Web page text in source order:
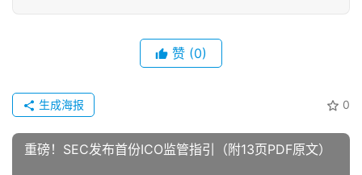
赞 (0)
0
生成海报
重磅！SEC发布首份ICO监管指引（附13页PDF原文）